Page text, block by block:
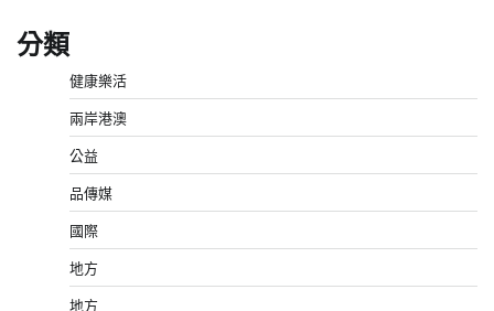
分類
健康樂活
兩岸港澳
公益
品傳媒
國際
地方
地方